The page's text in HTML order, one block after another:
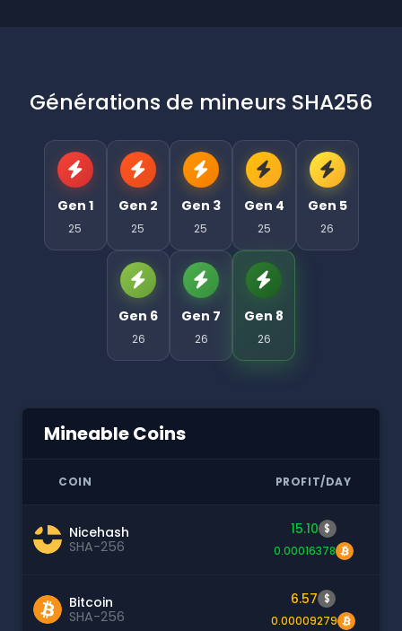
Générations de mineurs SHA256
Gen 1
25
Gen 2
25
Gen 3
25
Gen 4
25
Gen 5
26
Gen 6
26
Gen 7
26
Gen 8
26
Mineable Coins
COIN PROFIT/DAY
Nicehash
SHA-256
15.10 $
0.00016378
Bitcoin
SHA-256
6.57 $
0.00009279